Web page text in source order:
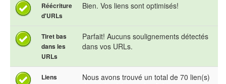
Réécriture
d'URLs
Bien. Vos liens sont optimisés!
Tiret bas
dans les
URLs
Parfait! Aucuns soulignements détectés
dans vos URLs.
Liens
Nous avons trouvé un total de 70 lien(s)